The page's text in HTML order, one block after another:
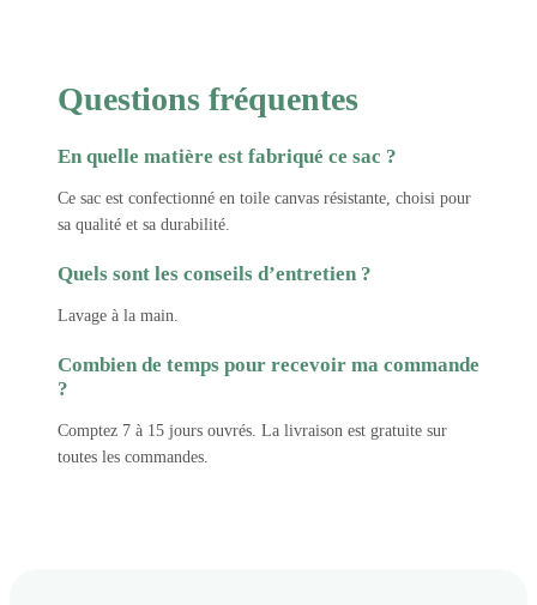
Questions fréquentes
En quelle matière est fabriqué ce sac ?
Ce sac est confectionné en toile canvas résistante, choisi pour
sa qualité et sa durabilité.
Quels sont les conseils d’entretien ?
Lavage à la main.
Combien de temps pour recevoir ma commande
?
Comptez 7 à 15 jours ouvrés. La livraison est gratuite sur
toutes les commandes.